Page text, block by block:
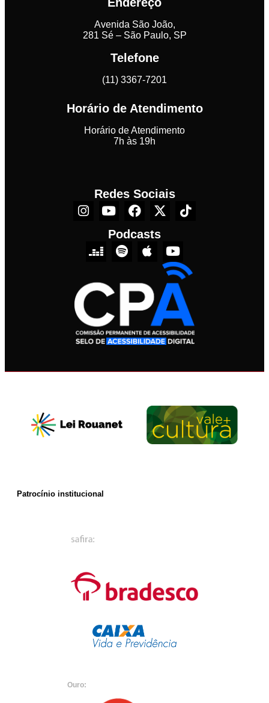
Avenida São João,
281 Sé – São Paulo, SP
Telefone
(11) 3367-7201
Horário de Atendimento
Horário de Atendimento
7h às 19h
Redes Sociais
Podcasts
Patrocínio institucional
Ouro: